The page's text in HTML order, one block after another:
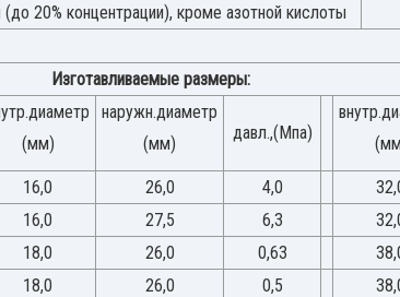
20% концентрации), кроме азотной кислоты
Изготавливаемые размеры:
(мм)
наружн.диаметр
(мм)
давл.,(Мпа)
16,0 26,0 4,0
16,0 27,5 6,3
18,0 26,0 0,63
18,0 26,0 0,5